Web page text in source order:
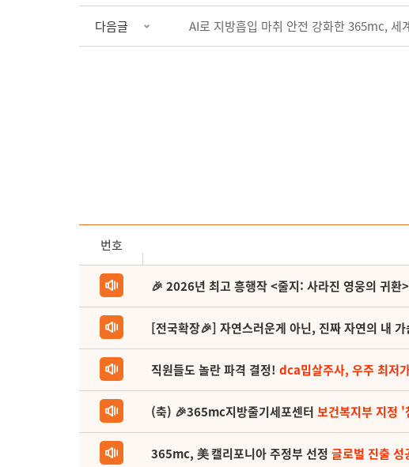
다음글 AI로 지방흡입 마취 안전 강화한 365mc, 세
번호
🎉 2026년 최고 흥행작 <줄지: 사라진 영웅의 귀
[전국확장🎉] 자연스러운게 아닌, 진짜 자연의 내
직원들도 놀란 파격 결정! dca밉살주사, 우주 최저
(축) 🎉365mc지방줄기세포센터 보건복지부 지정
365mc, 美 캘리포니아 주정부 선정 글로벌 진출 성